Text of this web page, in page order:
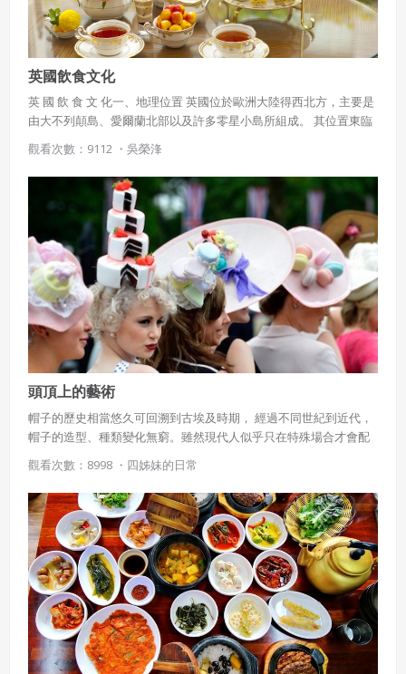
英國飲食文化
英 國 飲 食 文 化一、地理位置 英國位於歐洲大陸得西北方，主要是
由大不列顛島、愛爾蘭北部以及許多零星小島所組成。 其位置東臨
北海西瀕大西洋東南瀕臨多佛海峽，南以英吉利海峽與法國相望。
(一)英格蘭的地形與氣候 屬北高南低地形，此區內有本寧山貫穿整
個英格蘭，可說是英格蘭的屋脊，山底受冰河侵蝕，造成許多湖
泊，成為優美的天然風景 南部屬低地地形，有一連串丘陵與山谷，
其間有泰晤士河以及沃什灣穿梭，此區可說是英格蘭的農業精華
區。英格蘭西南部為康沃半島，屬於荒漠地區，為英格 蘭重要畜牧
區 英國氣候四季頗為分明
觀看次數：9112 ・ 吳榮浲
頭頂上的藝術
帽子的歷史相當悠久可回溯到古埃及時期， 經過不同世紀到近代，
帽子的造型、種類變化無窮。雖然現代人似乎只在特殊場合才會配
戴，不如上世紀如日常生活中不可缺少的配件，但是同樣代表著個
人衣著品味與社經地位的象徵。本篇也介紹了兩位現代著名的「帽
匠」活躍於時尚圈、社交圈。我們來看看這些頭頂上的藝術作品。
＃服裝搭配 ＃風華絕代
觀看次數：8998 ・ 四姊妹的日常